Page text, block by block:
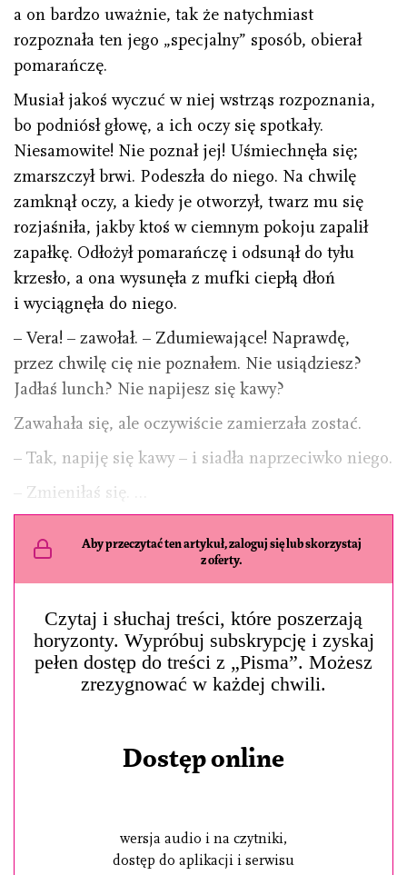
a on bardzo uważnie, tak że natychmiast
rozpoznała ten jego „specjalny” sposób, obierał
pomarańczę.
Musiał jakoś wyczuć w niej wstrząs rozpoznania,
bo podniósł głowę, a ich oczy się spotkały.
Niesamowite! Nie poznał jej! Uśmiechnęła się;
zmarszczył brwi. Podeszła do niego. Na chwilę
zamknął oczy, a kiedy je otworzył, twarz mu się
rozjaśniła, jakby ktoś w ciemnym pokoju zapalił
zapałkę. Odłożył pomarańczę i odsunął do tyłu
krzesło, a ona wysunęła z mufki ciepłą dłoń
i wyciągnęła do niego.
– Vera! – zawołał. – Zdumiewające! Naprawdę,
przez chwilę cię nie poznałem. Nie usiądziesz?
Jadłaś lunch? Nie napijesz się kawy?
Zawahała się, ale oczywiście zamierzała zostać.
– Tak, napiję się kawy – i siadła naprzeciwko niego.
– Zmieniłaś się. …
Aby przeczytać ten artykuł, zaloguj się lub skorzystaj
z oferty.
Czytaj i słuchaj treści, które poszerzają
horyzonty. Wypróbuj subskrypcję i zyskaj
pełen dostęp do treści z „Pisma”. Możesz
zrezygnować w każdej chwili.
Dostęp online
wersja audio i na czytniki,
dostęp do aplikacji i serwisu